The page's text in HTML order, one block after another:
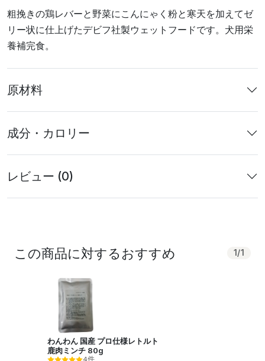
粗挽きの鶏レバーと野菜にこんにゃく粉と寒天を加えてゼ
リー状に仕上げたデビフ社製ウェットフードです。犬用栄
養補完食。
原材料
成分・カロリー
レビュー (0)
この商品に対するおすすめ 1 /1
わんわん 国産 プロ仕様レトルト
鹿肉ミンチ 80g
4件